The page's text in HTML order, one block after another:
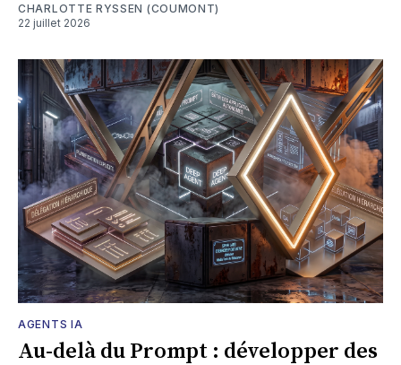
CHARLOTTE RYSSEN (COUMONT)
22 juillet 2026
AGENTS IA
Au-delà du Prompt : développer des